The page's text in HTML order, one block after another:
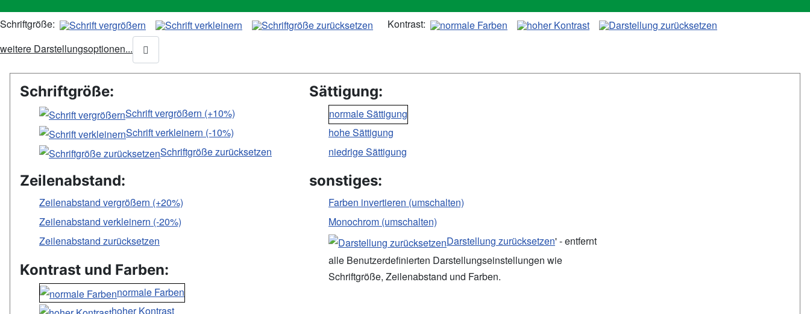
Schriftgröße:
Kontrast:
weitere Darstellungsoptionen...
Schriftgröße:
Schrift vergrößern (+10%)
Schrift verkleinern (-10%)
Schriftgröße zurücksetzen
Zeilenabstand:
Zeilenabstand vergrößern (+20%)
Zeilenabstand verkleinern (-20%)
Zeilenabstand zurücksetzen
Kontrast und Farben:
normale Farben
hoher Kontrast
Sättigung:
normale Sättigung
hohe Sättigung
niedrige Sättigung
sonstiges:
Farben invertieren (umschalten)
Monochrom (umschalten)
Darstellung zurücksetzen' - entfernt
alle Benutzerdefinierten Darstellungseinstellungen wie
Schriftgröße, Zeilenabstand und Farben.